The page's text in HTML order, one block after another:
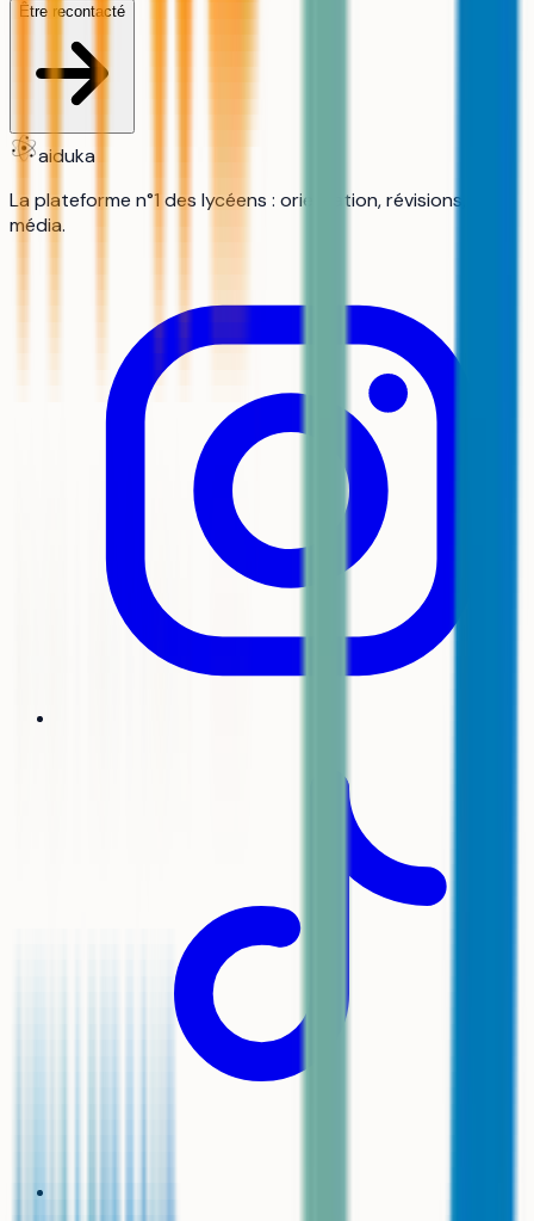
Être recontacté
aiduka
La plateforme n°1 des lycéens : orientation, révisions,
média.